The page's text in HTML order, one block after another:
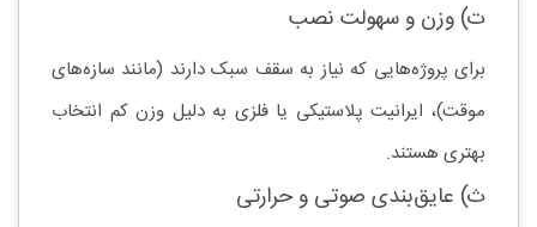
ت) وزن و سهولت نصب
برای پروژه‌هایی که نیاز به سقف سبک دارند (مانند سازه‌های
موقت)، ایرانیت پلاستیکی یا فلزی به دلیل وزن کم انتخاب
بهتری هستند.
ث) عایق‌بندی صوتی و حرارتی